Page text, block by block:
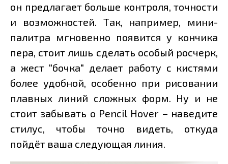
он предлагает больше контроля, точности
и возможностей. Так, например, мини-
палитра мгновенно появится у кончика
пера, стоит лишь сделать особый росчерк,
а жест "бочка" делает работу с кистями
более удобной, особенно при рисовании
плавных линий сложных форм. Ну и не
стоит забывать о Pencil Hover – наведите
стилус, чтобы точно видеть, откуда
пойдёт ваша следующая линия.